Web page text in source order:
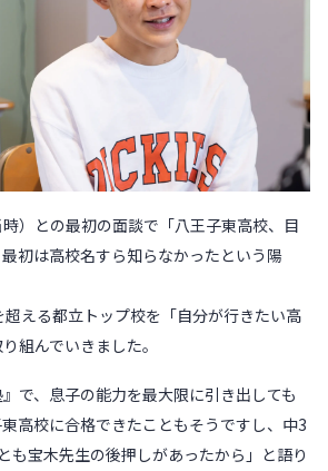
）との最初の面談で「八王子東高校、目
初は高校名すら知らなかったという陽
える都立トップ校を「自分が行きたい高
組んでいきました。
で、息子の能力を最大限に引き出しても
高校に合格できたこともそうですし、中3
も宝木先生の後押しがあったから」と語り